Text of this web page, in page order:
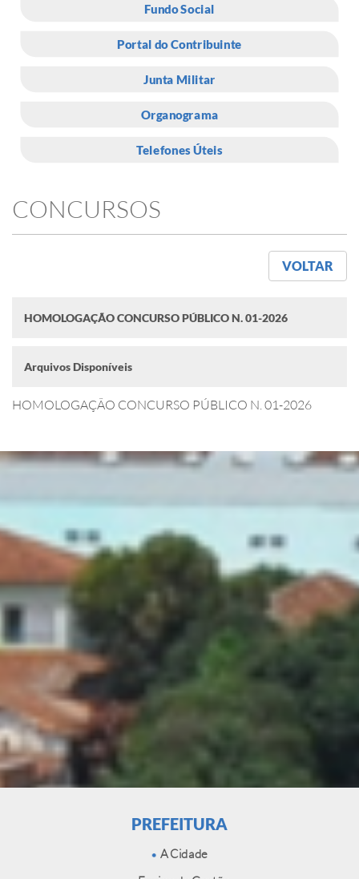
Fundo Social
Portal do Contribuinte
Junta Militar
Organograma
Telefones Úteis
CONCURSOS
VOLTAR
HOMOLOGAÇÃO CONCURSO PÚBLICO N. 01-2026
Arquivos Disponíveis
HOMOLOGAÇÃO CONCURSO PÚBLICO N. 01-2026
PREFEITURA
A Cidade